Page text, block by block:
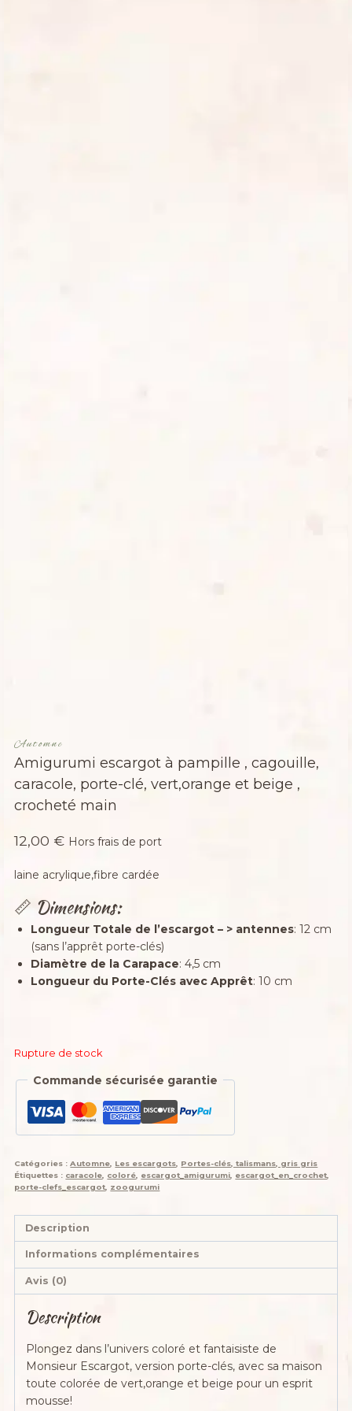
Automne
Amigurumi escargot à pampille , cagouille,
caracole, porte-clé, vert,orange et beige ,
crocheté main
12,00 € Hors frais de port
laine acrylique,fibre cardée
📏 Dimensions:
Longueur Totale de l’escargot – > antennes: 12 cm
(sans l’apprêt porte-clés)
Diamètre de la Carapace: 4,5 cm
Longueur du Porte-Clés avec Apprêt: 10 cm
Rupture de stock
Commande sécurisée garantie
Catégories :Automne Les escargots
Portes-clés, talismans, gris gris
Étiquettes : caracole coloré escargot_amigurumi escargot_en_crochet
porte-clefs_escargot
zoogurumi
Description
Informations complémentaires
Avis (0)
Description
Plongez dans l’univers coloré et fantaisiste de
Monsieur Escargot, version porte-clés, avec sa maison
toute colorée de vert,orange et beige pour un esprit
mousse!